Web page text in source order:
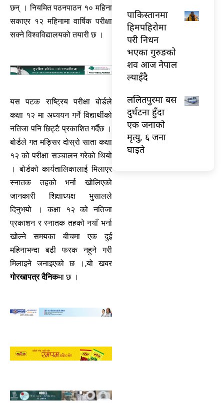
छन् । नियमित पठनपाठन १० महिना
सकाएर १२ महिनामा वार्षिक परीक्षा
सक्ने विश्वविद्यालयको तयारी छ ।
यस पटक राष्ट्रिय परीक्षा बोर्डले
कक्षा १२ मा अध्ययन गर्ने विद्यार्थीको
नतिजा पनि छिट्टै प्रकाशित गर्दैछ ।
बोर्डले गत मङ्सिर दोस्रो साता कक्षा
१२ को परीक्षा सञ्चालन गरेको थियो
। बोर्डको कार्यतालिकालाई मिलाएर
स्नातक तहको भर्ना खोलिएको
जानकारी शिक्षाध्यक्ष भुसालले
दिनुभयो । कक्षा १२ को नतिजा
प्रकाशन र स्नातक तहको नयाँ भर्ना
खोल्ने समयका बीचमा एक दुई
महिनाभन्दा बढी फरक नहुने गरी
मिलाइने जनाइएको छ ।,यो खबर
गोरखापत्र दैनिकमा छ ।
पाकिस्तानमा
हिमपहिरोमा
परी निधन
भएका गुरुङको
शव आज नेपाल
ल्याइँदै
ललितपुरमा बस
दुर्घटना हुँदा
एक जनाको
मृत्यु, ६ जना
घाइते